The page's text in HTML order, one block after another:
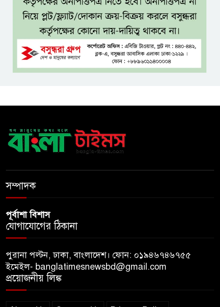
বসুন্ধরায় অ্যামেচার মার্শাল আর্টের
জমজমাট আসর
‘হাসিনা কার্ড’ ব্যবহার করে ভারতের
দেশকে এগিয়ে নিতে হবে: প্রধানমন্ত্রী
সম্পাদক
পূর্বাশা বিশাস
যোগাযোগের ঠিকানা
পুরানা পল্টন, ঢাকা, বাংলাদেশ। ফোন: ০১৯৪৬৭৪৬৭৫৫
ইমেইল- banglatimesnewsbd@gmail.com
প্রয়োজনীয় লিঙ্ক